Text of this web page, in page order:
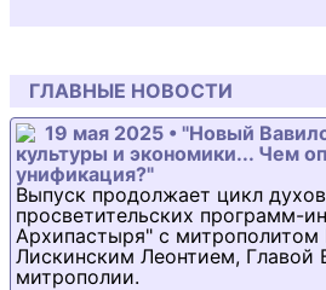
ГЛАВНЫЕ НОВОСТИ
19 мая 2025 • "Новый
культуры и экономики... Чем
унификация?"
Выпуск продолжает цикл
просветительских программ-
Архипастыря" с
Лискинским Леонтием, Главой
митрополии.